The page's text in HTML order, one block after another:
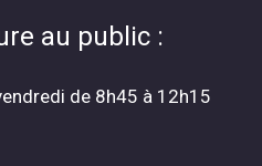
au public :
de 8h45 à 12h15